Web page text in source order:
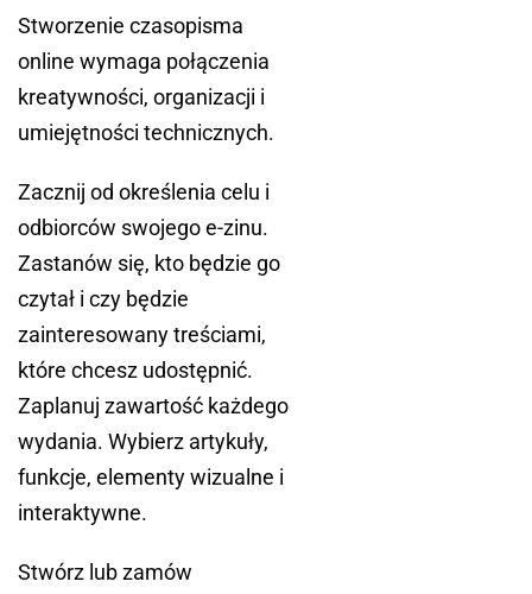
Stworzenie czasopisma
online wymaga połączenia
kreatywności, organizacji i
umiejętności technicznych.
Zacznij od określenia celu i
odbiorców swojego e-zinu.
Zastanów się, kto będzie go
czytał i czy będzie
zainteresowany treściami,
które chcesz udostępnić.
Zaplanuj zawartość każdego
wydania. Wybierz artykuły,
funkcje, elementy wizualne i
interaktywne.
Stwórz lub zamów